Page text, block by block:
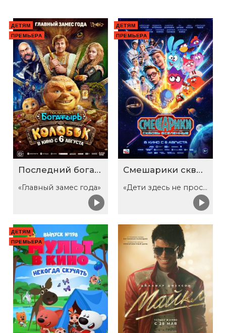
ДЕТЯМ
ПРЕМЬЕРА
Последний богатырь. Колобок
«Главный замес года»
ДЕТЯМ
ПРЕМЬЕРА
Смешарики сквозь вселенные
«Дети здесь не просто так»
ДЕТЯМ
ПРЕМЬЕРА